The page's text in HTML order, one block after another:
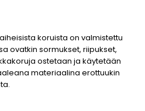
koruista on valmistettu
ovatkin sormukset, riipukset,
ostetaan ja käytetään
materiaalina erottuukin